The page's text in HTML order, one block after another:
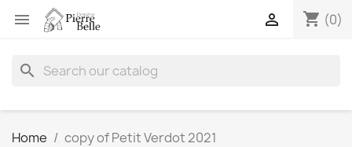
 shopping_cart (0)

search
Home copy of Petit Verdot 2021